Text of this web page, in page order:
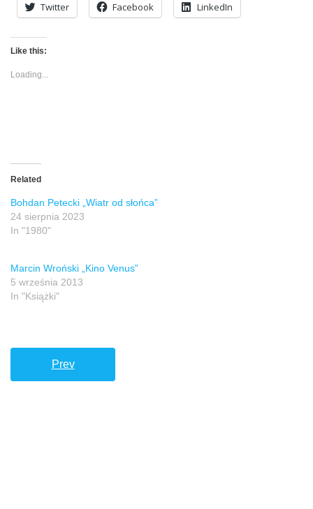
Twitter Facebook LinkedIn
Like this:
Loading...
Related
Bohdan Petecki „Wiatr od słońca”
24 sierpnia 2023
In "1980"
Marcin Wroński „Kino Venus”
5 września 2013
In "Książki"
Prev